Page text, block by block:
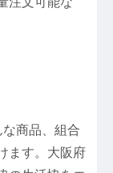
商品、組合
ます。大阪府